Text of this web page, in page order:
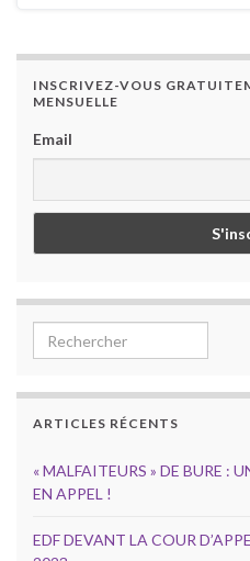
INSCRIVEZ-VOUS
MENSUELLE
Email
Search for:
ARTICLES RÉCENTS
« MALFAITEURS » DE BURE :
EN APPEL !
EDF DEVANT LA COUR